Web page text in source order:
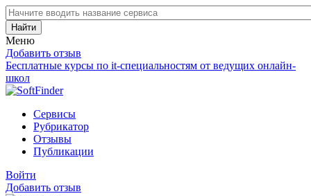
Найти
Меню
Добавить отзыв
Бесплатные курсы по it-специальностям от ведущих онлайн-
школ
Сервисы
Рубрикатор
Отзывы
Публикации
Войти
Добавить отзыв